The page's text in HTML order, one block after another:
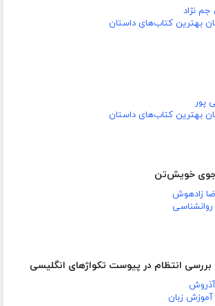
نژاد
بهترین کتاب‌های داستان
پور
بهترین کتاب‌های داستان
خویش‌تن
زادهوش
بررسی انتظام در پیوست تکواژهای انگلیسی
زبان